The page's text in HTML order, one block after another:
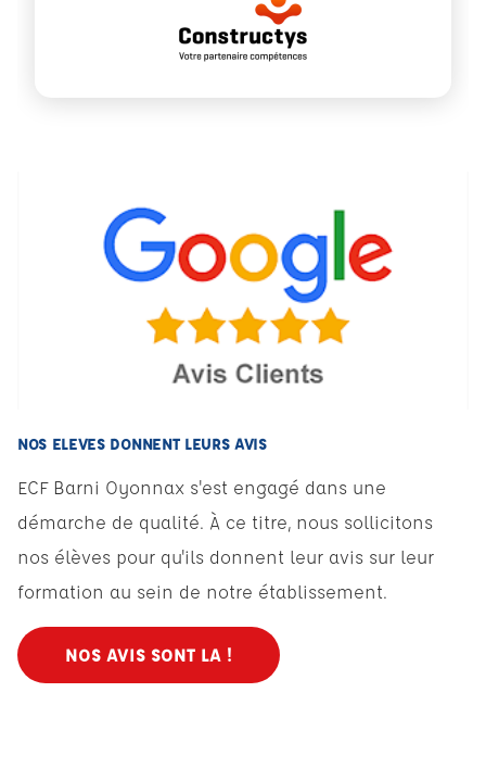
NOS ELEVES DONNENT LEURS AVIS
ECF Barni Oyonnax s'est engagé dans une
démarche de qualité. À ce titre, nous sollicitons
nos élèves pour qu'ils donnent leur avis sur leur
formation au sein de notre établissement.
NOS AVIS SONT LA !